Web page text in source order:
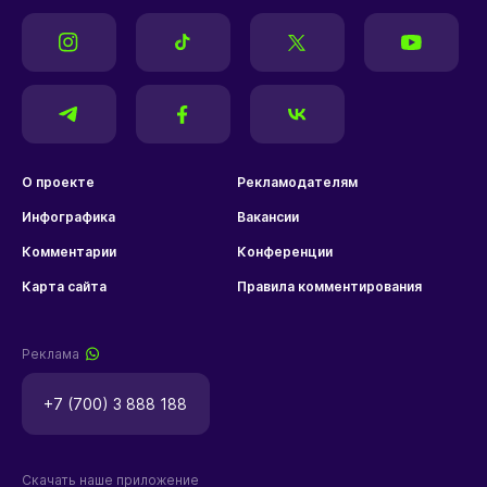
О проекте Рекламодателям
Инфографика Вакансии
Комментарии Конференции
Карта сайта Правила комментирования
Реклама
+7 (700) 3 888 188
Скачать наше приложение